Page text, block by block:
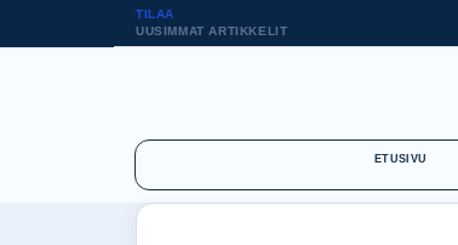
TILAA
UUSIMMAT ARTIKKELIT
ETUSIVU